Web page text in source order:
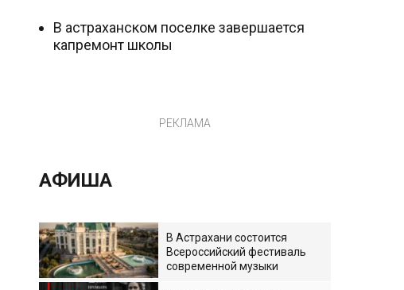
В астраханском поселке завершается
капремонт школы
РЕКЛАМА
АФИША
В Астрахани состоится
Всероссийский фестиваль
современной музыки